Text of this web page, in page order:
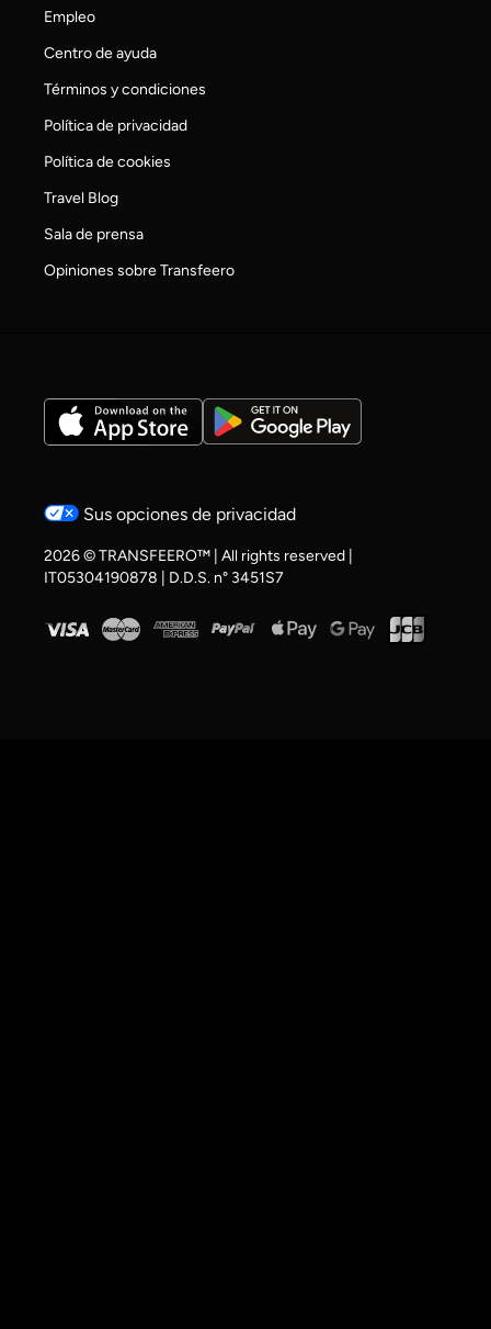
Empleo
Centro de ayuda
Términos y condiciones
Política de privacidad
Política de cookies
Travel Blog
Sala de prensa
Opiniones sobre Transfeero
Sus opciones de privacidad
2026 © TRANSFEERO™ | All rights reserved |
IT05304190878 | D.D.S. n° 3451S7